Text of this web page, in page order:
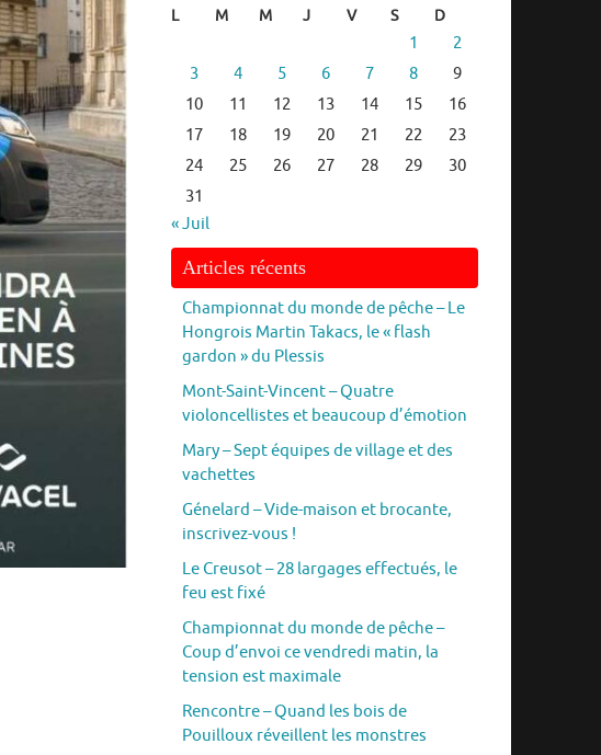
L
M M J V S D
1
2
3
4 5 6 7 8
9
10
11 12 13 14 15
16
17
18 19 20 21 22
23
24
25 26 27 28 29
30
31
« Juil
Articles récents
Championnat du monde de pêche – Le
Hongrois Martin Takacs, le « flash
gardon » du Plessis
Mont-Saint-Vincent – Quatre
violoncellistes et beaucoup d’émotion
Mary – Sept équipes de village et des
vachettes
Génelard – Vide-maison et brocante,
inscrivez-vous !
Le Creusot – 28 largages effectués, le
feu est fixé
Championnat du monde de pêche –
Coup d’envoi ce vendredi matin, la
tension est maximale
Rencontre – Quand les bois de
Pouilloux réveillent les monstres